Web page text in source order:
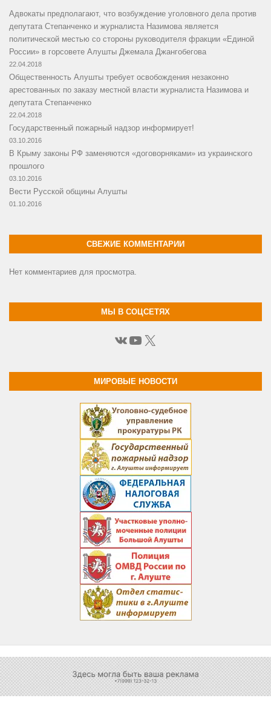
Адвокаты предполагают, что возбуждение уголовного дела против
депутата Степанченко и журналиста Назимова является
политической местью со стороны руководителя фракции «Единой
России» в горсовете Алушты Джемала Джангобегова
22.04.2018
Общественность Алушты требует освобождения незаконно
арестованных по заказу местной власти журналиста Назимова и
депутата Степанченко
22.04.2018
Государственный пожарный надзор информирует!
03.10.2016
В Крыму законы РФ заменяются «договорняками» из украинского
прошлого
03.10.2016
Вести Русской общины Алушты
01.10.2016
СВЕЖИЕ КОММЕНТАРИИ
Нет комментариев для просмотра.
МЫ В СОЦСЕТЯХ
ВКонтакте
YouTube
X
МИРОВЫЕ НОВОСТИ